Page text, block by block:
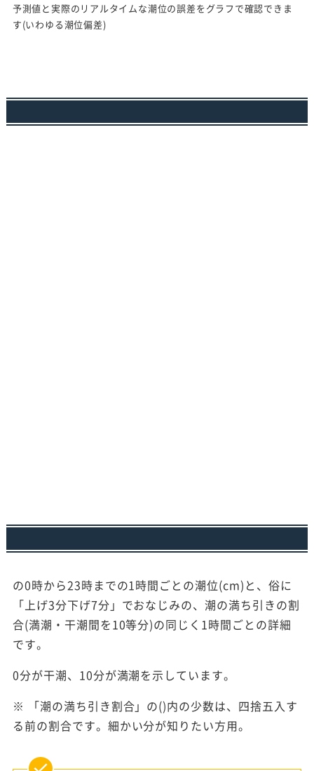
予測値と実際のリアルタイムな潮位の誤差をグラフで確認できま
す(いわゆる潮位偏差)
の0時から23時までの1時間ごとの潮位(cm)と、俗に
「上げ3分下げ7分」でおなじみの、潮の満ち引きの割
合(満潮・干潮間を10等分)の同じく1時間ごとの詳細
です。
0分が干潮、10分が満潮を示しています。
※ 「潮の満ち引き割合」の()内の少数は、四捨五入す
る前の割合です。細かい分が知りたい方用。